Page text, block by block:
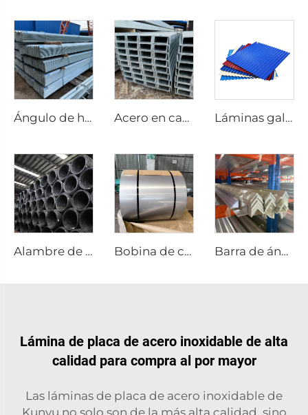
Ángulo de hierro de acero al carbono equilátero Acero en canal galvanizado Láminas galvanizadas corrugadas con recubrimiento de color para techos
Alambre de acero al carbono varilla negra Bobina de chapa de acero inoxidable, placa de acero inoxidable Barra de ángulo de perfil de aluminio
Lámina de placa de acero inoxidable de alta
calidad para compra al por mayor
Las láminas de placa de acero inoxidable de
Kunyu no solo son de la más alta calidad, sino